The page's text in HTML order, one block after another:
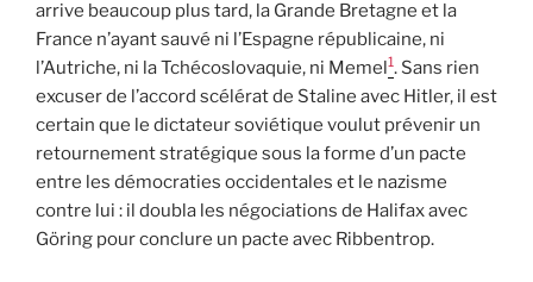
arrive beaucoup plus tard, la Grande Bretagne et la
France n’ayant sauvé ni l’Espagne républicaine, ni
l’Autriche, ni la Tchécoslovaquie, ni Memel1. Sans rien
excuser de l’accord scélérat de Staline avec Hitler, il est
certain que le dictateur soviétique voulut prévenir un
retournement stratégique sous la forme d’un pacte
entre les démocraties occidentales et le nazisme
contre lui : il doubla les négociations de Halifax avec
Göring pour conclure un pacte avec Ribbentrop.